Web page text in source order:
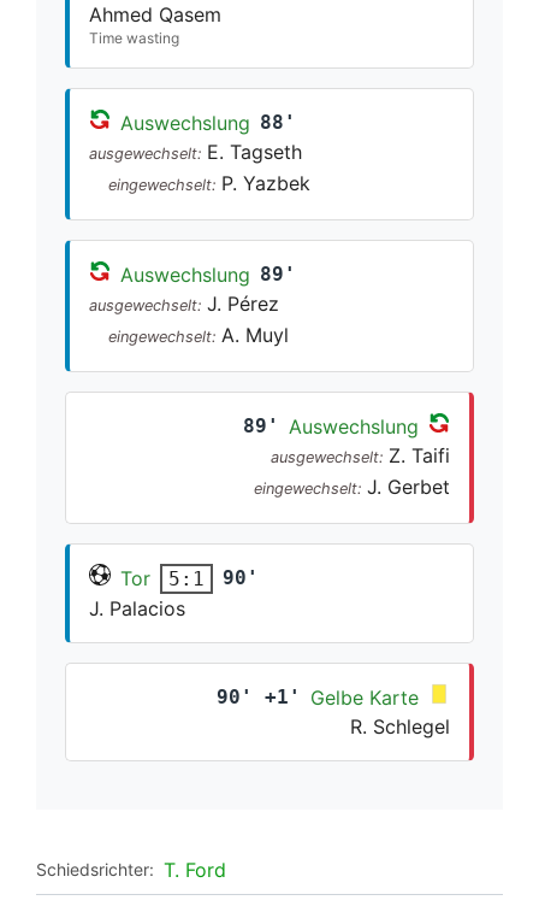
Ahmed Qasem
Time wasting
Auswechslung 88'
ausgewechselt: E. Tagseth
eingewechselt: P. Yazbek
Auswechslung 89'
ausgewechselt: J. Pérez
eingewechselt: A. Muyl
89' Auswechslung
ausgewechselt: Z. Taifi
eingewechselt: J. Gerbet
Tor 5:1 90'
J. Palacios
90' +1'
Gelbe Karte
R. Schlegel
Schiedsrichter: T. Ford